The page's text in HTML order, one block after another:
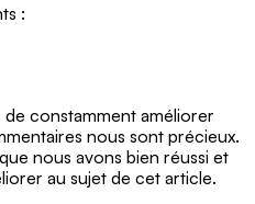
:
constamment améliorer
nous sont précieux.
nous avons bien réussi et
au sujet de cet article.